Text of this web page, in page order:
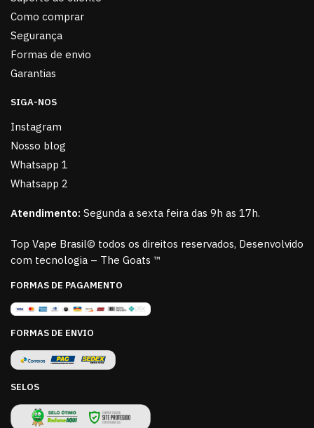
Como comprar
Segurança
Formas de envio
Garantias
SIGA-NOS
Instagram
Nosso blog
Whatsapp 1
Whatsapp 2
Atendimento: Segunda a sexta feira das 9h as 17h.
Top Vape Brasil© todos os direitos reservados, Desenvolvido
com tecnologia – The Goats ™
FORMAS DE PAGAMENTO
FORMAS DE ENVIO
SELOS